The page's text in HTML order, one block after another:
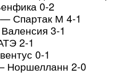
0-2
Спартак М 4-1
3-1
2-1
0-1
Норшелланн 2-0